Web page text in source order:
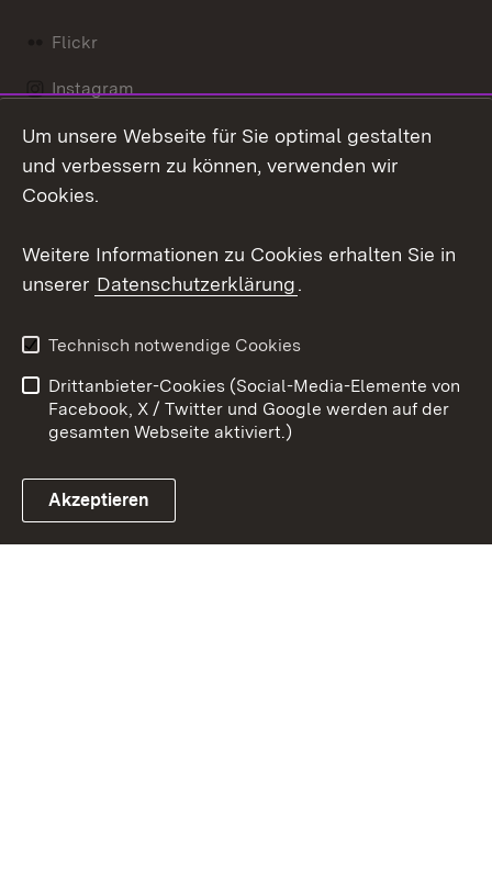
Flickr
Instagram
Social Wall
Link zum Landesportal
Barrierefreiheit
Benutzungshinweise
Impressum
Cookies
Um unsere Webseite für Sie optimal gestalten
und verbessern zu können, verwenden wir
Cookies.
Weitere Informationen zu Cookies erhalten Sie in
unserer Datenschutzerklärung.
Technisch notwendige Cookies
Drittanbieter-Cookies (Social-Media-Elemente von
Facebook, X / Twitter und Google werden auf der
gesamten Webseite aktiviert.)
Akzeptieren